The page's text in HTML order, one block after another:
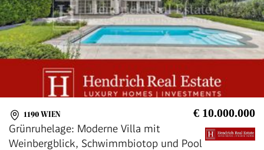
1190 WIEN € 10.000.000
Grünruhelage: Moderne Villa mit
Weinbergblick, Schwimmbiotop und Pool